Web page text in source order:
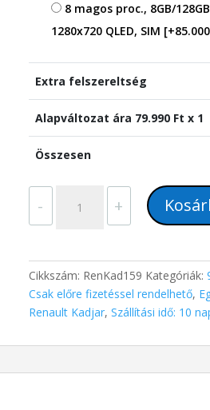
8 magos proc., 8GB/
1280x720 QLED, SIM
Extra felszereltség
Alapváltozat ára 79.990Ft x 1
Összesen
-
Kadjar
9"-
os
kijelzős
magyar
+
Cikkszám: RenKad159 Kategóriák:
Csak előre fizetéssel rendelhető,
Renault Kadjar, Szállítási idő: 10